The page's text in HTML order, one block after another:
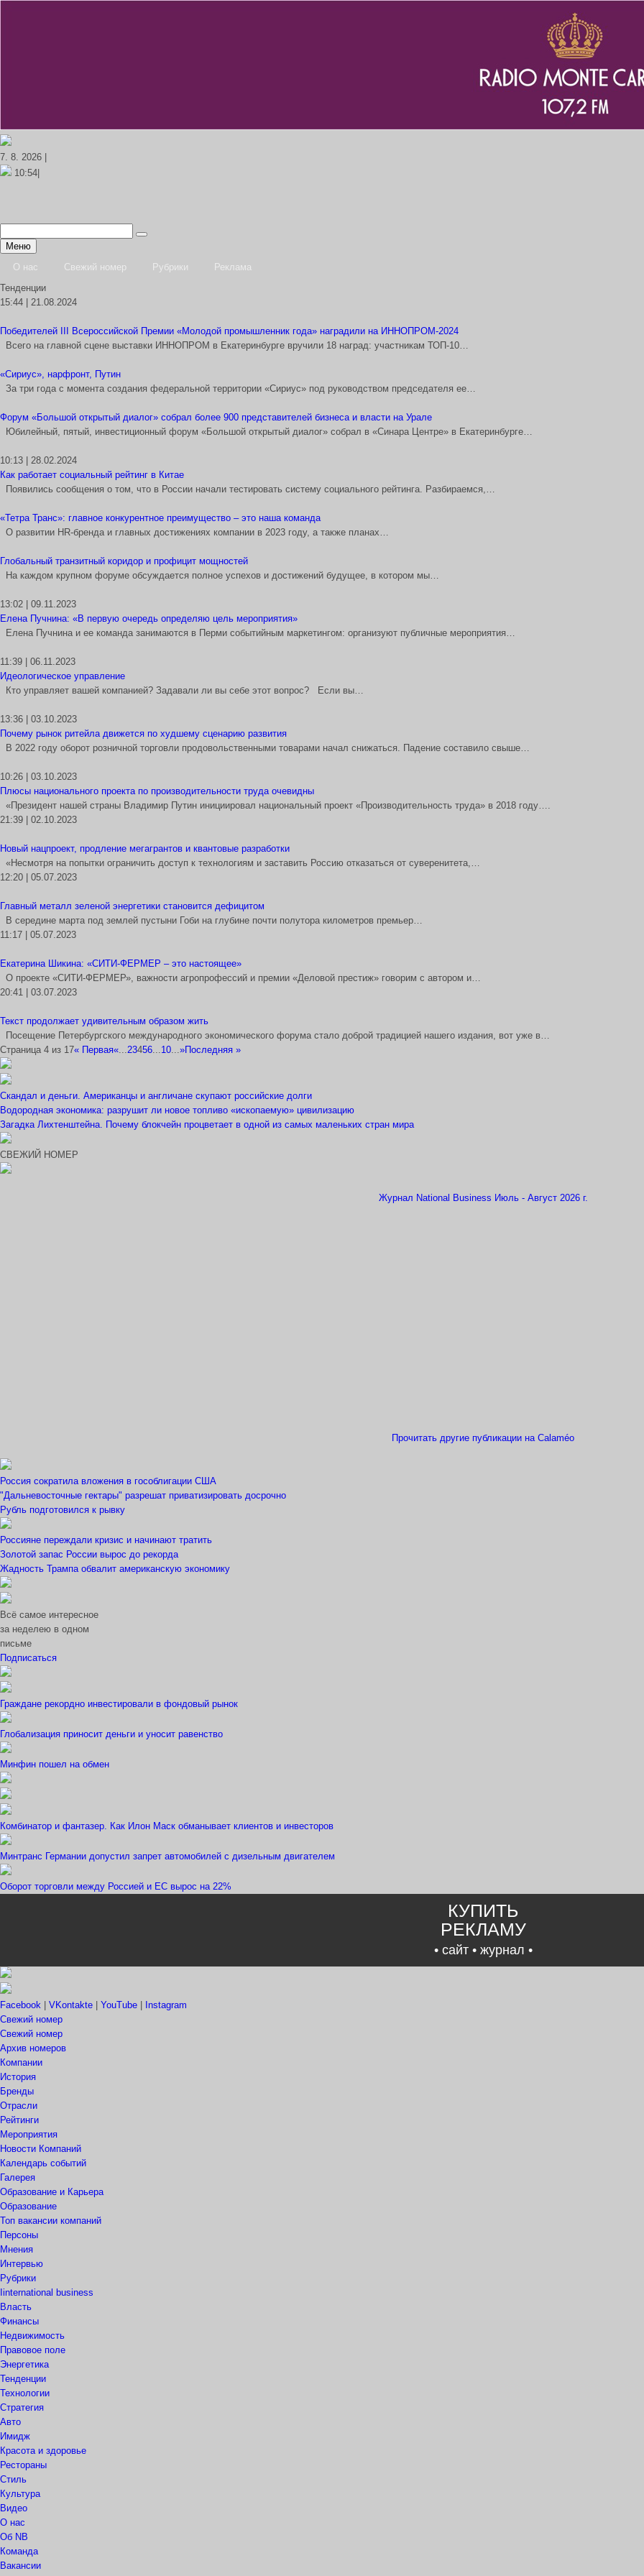
7. 8. 2026 |
10:54|
Меню
О нас
Свежий номер Рубрики
Реклама
Тенденции
15:44 | 21.08.2024
Победителей III Всероссийской Премии «Молодой промышленник года» наградили на ИННОПРОМ-2024
Всего на главной сцене выставки ИННОПРОМ в Екатеринбурге вручили 18 наград: участникам ТОП-10…
«Сириус», нарфронт, Путин
За три года с момента создания федеральной территории «Сириус» под руководством председателя ее…
Форум «Большой открытый диалог» собрал более 900 представителей бизнеса и власти на Урале
Юбилейный, пятый, инвестиционный форум «Большой открытый диалог» собрал в «Синара Центре» в Екатеринбурге…
10:13 | 28.02.2024
Как работает социальный рейтинг в Китае
Появились сообщения о том, что в России начали тестировать систему социального рейтинга. Разбираемся,…
«Тетра Транс»: главное конкурентное преимущество – это наша команда
О развитии HR-бренда и главных достижениях компании в 2023 году, а также планах…
Глобальный транзитный коридор и профицит мощностей
На каждом крупном форуме обсуждается полное успехов и достижений будущее, в котором мы…
13:02 | 09.11.2023
Елена Пучнина: «В первую очередь определяю цель мероприятия»
Елена Пучнина и ее команда занимаются в Перми событийным маркетингом: организуют публичные мероприятия…
11:39 | 06.11.2023
Идеологическое управление
Кто управляет вашей компанией? Задавали ли вы себе этот вопрос? Если вы…
13:36 | 03.10.2023
Почему рынок ритейла движется по худшему сценарию развития
В 2022 году оборот розничной торговли продовольственными товарами начал снижаться. Падение составило свыше…
10:26 | 03.10.2023
Плюсы национального проекта по производительности труда очевидны
«Президент нашей страны Владимир Путин инициировал национальный проект «Производительность труда» в 2018 году….
21:39 | 02.10.2023
Новый нацпроект, продление мегагрантов и квантовые разработки
«Несмотря на попытки ограничить доступ к технологиям и заставить Россию отказаться от суверенитета,…
12:20 | 05.07.2023
Главный металл зеленой энергетики становится дефицитом
В середине марта под землей пустыни Гоби на глубине почти полутора километров премьер…
11:17 | 05.07.2023
Екатерина Шикина: «СИТИ-ФЕРМЕР – это настоящее»
О проекте «СИТИ-ФЕРМЕР», важности агропрофессий и премии «Деловой престиж» говорим с автором и…
20:41 | 03.07.2023
Текст продолжает удивительным образом жить
Посещение Петербургского международного экономического форума стало доброй традицией нашего издания, вот уже в…
Страница 4 из 17« Первая«...23456...10...»Последняя »
Скандал и деньги. Американцы и англичане скупают российские долги
Водородная экономика: разрушит ли новое топливо «ископаемую» цивилизацию
Загадка Лихтенштейна. Почему блокчейн процветает в одной из самых маленьких стран мира
СВЕЖИЙ НОМЕР
Журнал National Business Июль - Август 2026 г.
Прочитать другие публикации на Calaméo
Россия сократила вложения в гособлигации США
"Дальневосточные гектары" разрешат приватизировать досрочно
Рубль подготовился к рывку
Россияне переждали кризис и начинают тратить
Золотой запас России вырос до рекорда
Жадность Трампа обвалит американскую экономику
Всё самое интересное
за неделею в одном
письме
Подписаться
Граждане рекордно инвестировали в фондовый рынок
Глобализация приносит деньги и уносит равенство
Минфин пошел на обмен
Комбинатор и фантазер. Как Илон Маск обманывает клиентов и инвесторов
Минтранс Германии допустил запрет автомобилей с дизельным двигателем
Оборот торговли между Россией и ЕС вырос на 22%
КУПИТЬ
РЕКЛАМУ
• сайт • журнал •
Facebook VKontakte YouTube
Instagram
Свежий номер
Свежий номер
Архив номеров
Компании
История
Бренды
Отрасли
Рейтинги
Мероприятия
Новости Компаний
Календарь событий
Галерея
Образование и Карьера
Образование
Топ вакансии компаний
Персоны
Мнения
Интервью
Рубрики
Iinternational business
Власть
Финансы
Недвижимость
Правовое поле
Энергетика
Тенденции
Технологии
Стратегия
Авто
Имидж
Красота и здоровье
Рестораны
Стиль
Культура
Видео
О нас
Об NB
Команда
Вакансии